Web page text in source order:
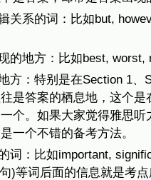
关系的词：比如but,
的地方：比如best, worst,
方：特别是在Section 1
是答案的栖息地，这个
个。如果大家觉得雅思
一个不错的备考方法。
词：比如important,
)等词后面的信息就是考点